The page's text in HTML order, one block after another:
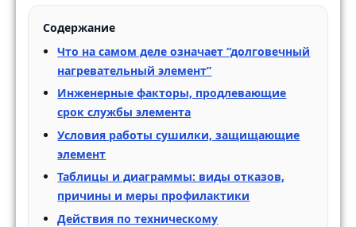
Содержание
Что на самом деле означает “долговечный
нагревательный элемент”
Инженерные факторы, продлевающие
срок службы элемента
Условия работы сушилки, защищающие
элемент
Таблицы и диаграммы: виды отказов,
причины и меры профилактики
Действия по техническому